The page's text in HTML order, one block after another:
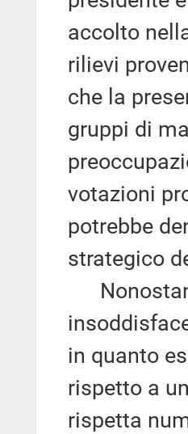
accolto
rilievi
che la
gruppi di
votazioni
potrebbe
strategico
in quanto
rispetto a
rispetta